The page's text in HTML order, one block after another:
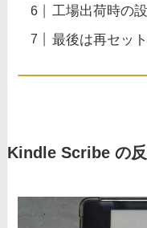
工場出荷時の
最後は再セッ
Kindle Scribe の